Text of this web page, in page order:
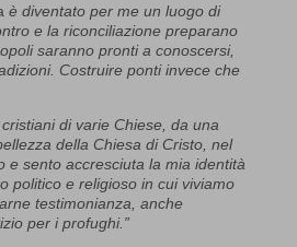
è diventato per me un luogo di
e la riconciliazione preparano
saranno pronti a conoscersi,
Costruire ponti invece che
di varie Chiese, da una
della Chiesa di Cristo, nel
e sento accresciuta la mia identità
politico e religioso in cui viviamo
testimonianza, anche
per i profughi.”